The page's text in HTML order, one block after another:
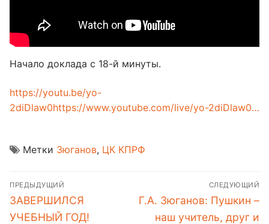
Начало доклада с 18-й минуты.
https://youtu.be/yo-
2diDlaw0https://www.youtube.com/live/yo-2diDlaw0…
Метки Зюганов, ЦК КПРФ
Навигация
по
записям
ПРЕДЫДУЩИЙ
Предыдущая
запись:
ЗАВЕРШИЛСЯ
УЧЕБНЫЙ ГОД!
СЛЕДУЮЩИЙ
Следующая
запись:
Г.А. Зюганов: Пушкин –
наш учитель, друг и